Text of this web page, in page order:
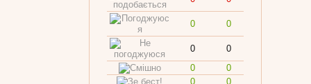
0 0
0
0
0
0
0
0